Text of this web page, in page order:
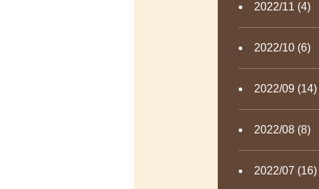
2022/11 (4)
2022/10 (6)
2022/09 (14)
2022/08 (8)
2022/07 (16)